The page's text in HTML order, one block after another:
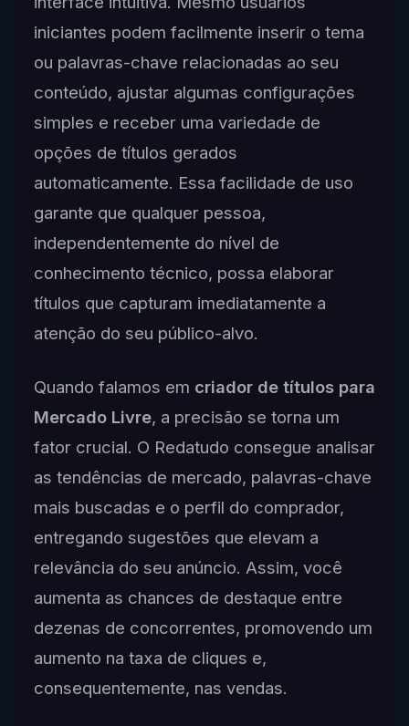
iniciantes podem facilmente inserir o tema
ou palavras-chave relacionadas ao seu
conteúdo, ajustar algumas configurações
simples e receber uma variedade de
opções de títulos gerados
automaticamente. Essa facilidade de uso
garante que qualquer pessoa,
independentemente do nível de
conhecimento técnico, possa elaborar
títulos que capturam imediatamente a
atenção do seu público-alvo.
Quando falamos em criador de títulos para
Mercado Livre, a precisão se torna um
fator crucial. O Redatudo consegue analisar
as tendências de mercado, palavras-chave
mais buscadas e o perfil do comprador,
entregando sugestões que elevam a
relevância do seu anúncio. Assim, você
aumenta as chances de destaque entre
dezenas de concorrentes, promovendo um
aumento na taxa de cliques e,
consequentemente, nas vendas.